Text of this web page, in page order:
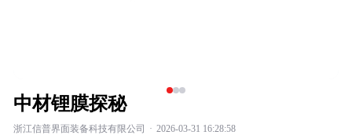
中材锂膜探秘
浙江信普界面装备科技有限公司 · 2026-03-31 16:28:58